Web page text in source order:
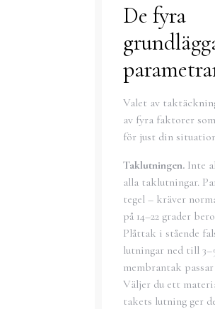
De fyra
Valet av
av fyra faktorer
för just din
Taklutningen. Inte
alla taklutningar.
tegel – kräver
på 14–22 grader
Plåttak i stående
lutningar ned till
membrantak
Väljer du ett
takets lutning ger